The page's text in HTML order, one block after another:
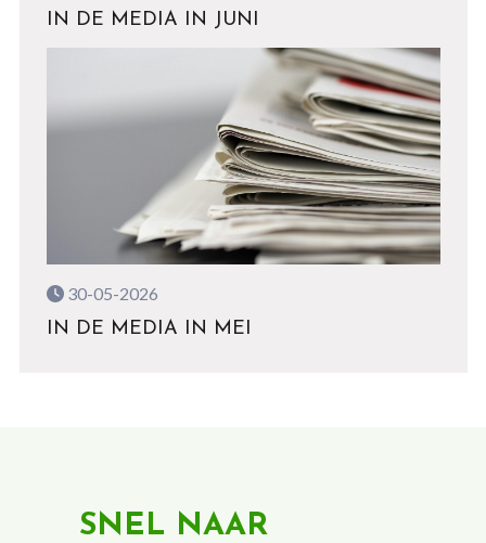
IN DE MEDIA IN JUNI
30-05-2026
IN DE MEDIA IN MEI
SNEL NAAR